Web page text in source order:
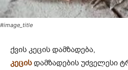
#image_title
ქვის კეცის დამზადება,
კეცისდამზადების უძველესი